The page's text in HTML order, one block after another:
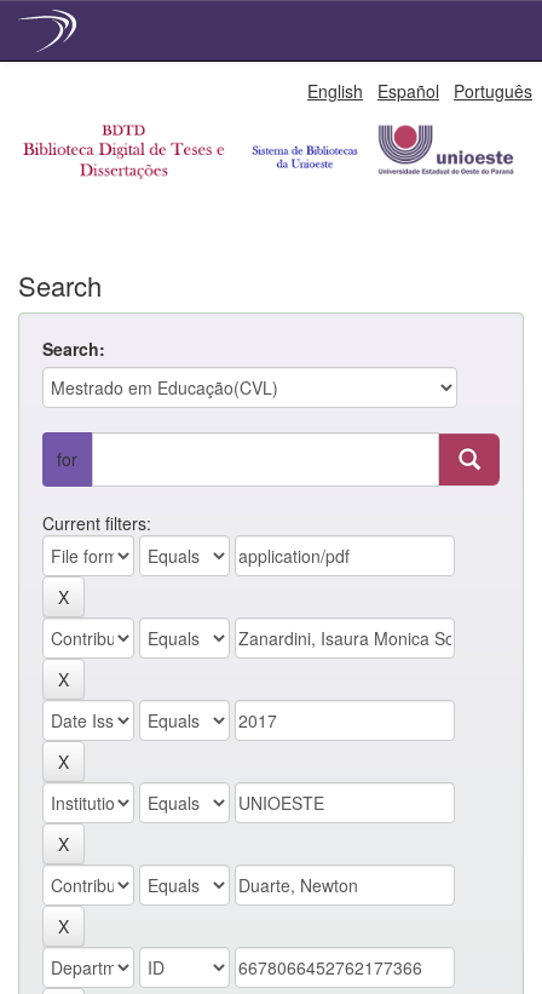
English Español Português
Search
Search:
for
Current filters: